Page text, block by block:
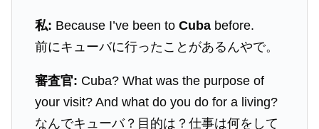
私: Because I’ve been toCuba before.
前にキューバに行ったことがあるんやで。
審査官: Cuba? What was the purpose of
your visit? And what do you do for a living?
なんでキューバ？目的は？仕事は何をして